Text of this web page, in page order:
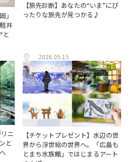
」
井
と
【旅先診断】あなたの“いま”にぴ
ったりな旅先が見つかる♪
2026.05.15
ニ
と
【チケットプレゼント】水辺の世
界から浮世絵の世界へ。「広島も
とまち水族館」ではじまるアート